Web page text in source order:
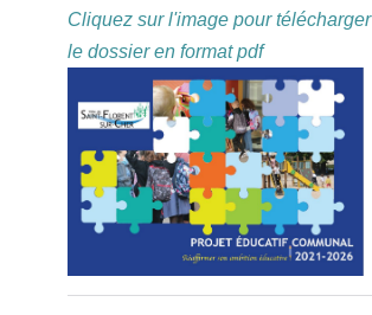
Cliquez sur l'image pour télécharger
le dossier en format pdf